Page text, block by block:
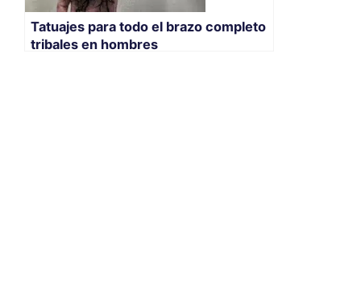
Tatuajes para todo el brazo completo
tribales en hombres